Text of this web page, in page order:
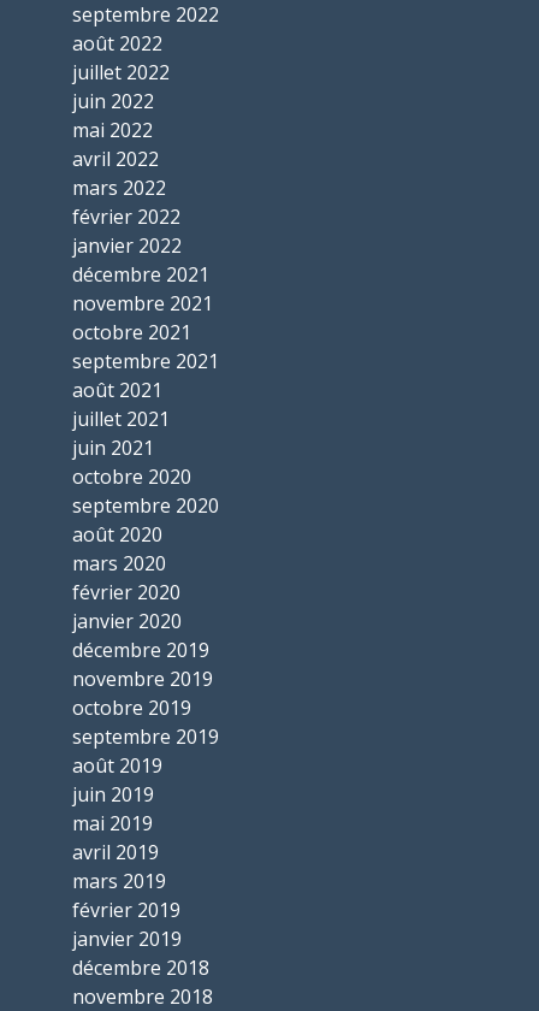
septembre 2022
août 2022
juillet 2022
juin 2022
mai 2022
avril 2022
mars 2022
février 2022
janvier 2022
décembre 2021
novembre 2021
octobre 2021
septembre 2021
août 2021
juillet 2021
juin 2021
octobre 2020
septembre 2020
août 2020
mars 2020
février 2020
janvier 2020
décembre 2019
novembre 2019
octobre 2019
septembre 2019
août 2019
juin 2019
mai 2019
avril 2019
mars 2019
février 2019
janvier 2019
décembre 2018
novembre 2018